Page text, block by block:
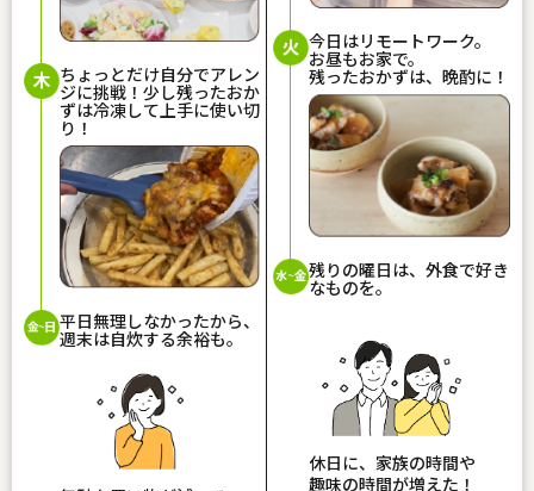
ちょっとだけ自分でアレン
ジに挑戦！少し残ったおか
ずは冷凍して上手に使い切
り！
平日無理しなかったから、
週末は自炊する余裕も。
今日はリモートワーク。
お昼もお家で。
残ったおかずは、晩酌に！
残りの曜日は、外食で好き
なものを。
休日に、家族の時間や
趣味の時間が増えた！